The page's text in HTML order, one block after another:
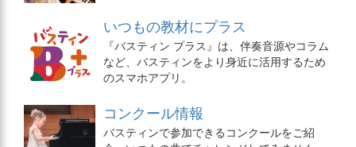
いつもの教材にプラス
『バスティン プラス』は、伴奏音源やコラム
など、バスティンをより身近に活用するため
のスマホアプリ。
コンクール情報
バスティンで参加できるコンクールをご紹